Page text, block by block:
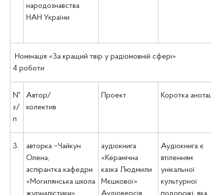
народознавства
НАН України
Номінація «За кращий твір у радіомовній сфері»
4 роботи
№
з/
п
Автор/
колектив
Проект Коротка анотація
3.
авторка –Чайкун
Олена,
аспірантка кафедри
«Могилянська школа
аудіокнига
«Керамічна
казка Людмили
Мєшкової»
Аудіокнига є
втіленням
унікальної
культурної